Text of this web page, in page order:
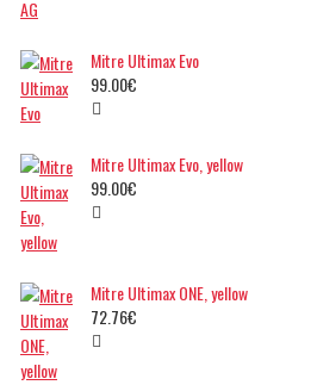
Mitre Ultimax Evo
99.00€
Mitre Ultimax Evo, yellow
99.00€
Mitre Ultimax ONE, yellow
72.76€